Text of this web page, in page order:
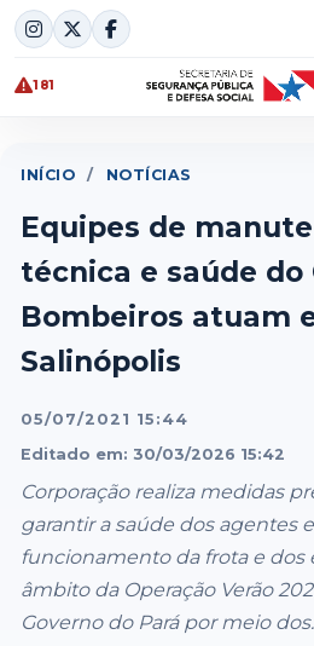
Skip
to
content
181
INÍCIO / NOTÍCIAS
Equipes de
técnica e saúde do
Bombeiros atuam
Salinópolis
05/07/2021 15:44
Editado em: 30/03/2026 15:42
Corporação realiza medidas
garantir a saúde dos agentes
funcionamento da frota e
âmbito da Operação Verão
Governo do Pará por meio